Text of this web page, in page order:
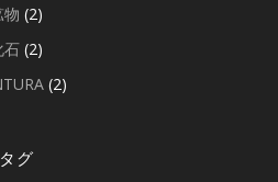
物 (2)
石 (2)
(2)
タグ